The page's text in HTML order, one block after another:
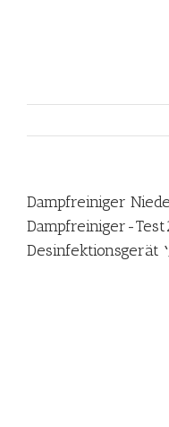
Dampfreiniger
Dampfreiniger-
Desinfektionsgerät